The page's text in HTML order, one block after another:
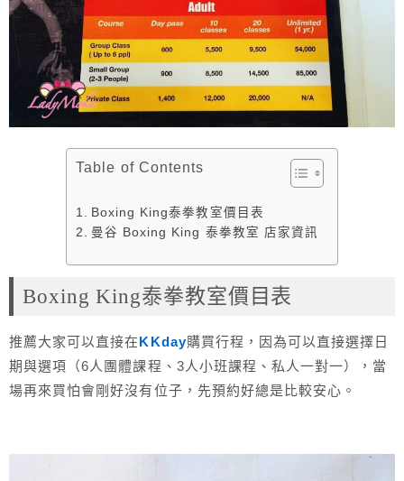
Table of Contents
Boxing King泰拳教室價目表
曼谷 Boxing King 泰拳教室 店家資訊
Boxing King泰拳教室價目表
推薦大家可以直接在KKday購買行程，因為可以直接選擇日
期與選項（6人團體課程、3人小班課程、私人一對一），當
場再來買怕會剛好沒有位子，先預約好總是比較安心。